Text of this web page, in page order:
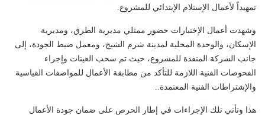
تمهيداً لأعمال الإستلام الإبتدائي للمشروع.
وشهدت أعمال الإختبارات حضور ممثلي مديرية الطرق، ومديرية
الإسكان، والوحدة المحلية لمدينة شرم الشيخ، ومعمل ضبط الجودة، إلى
جانب الشركة المنفذة للمشروع، حيث تم سحب العينات وإجراء
الفحوصات الفنية اللازمة للتأكد من مطابقة الأعمال للمواصفات القياسية
والإشتراطات الفنية المعتمدة..
هذا وتأتي تلك الإجراءات في إطار الحرص على ضمان جودة الأعمال